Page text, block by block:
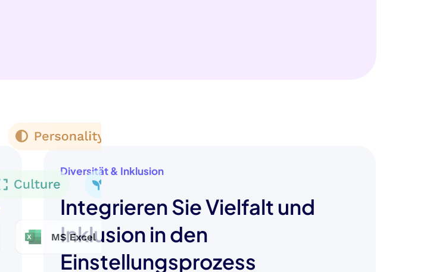
Diversität & Inklusion
Integrieren Sie Vielfalt und
Inklusion in den
Einstellungsprozess